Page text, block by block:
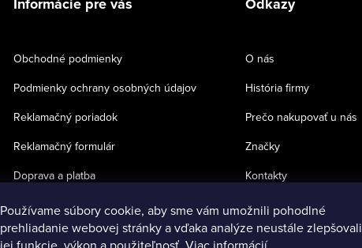
Používame súbory cookie, aby sme vám umožnili pohodlné
prehliadanie webovej stránky a vďaka analýze neustále zlepšovali
Obchodné podmienky
Podmienky ochrany osobných údajov
Reklamačný poriadok
Reklamačný formulár
Doprava a platba
O nás
História firmy
Prečo nakupovať u nás
Značky
Kontakty